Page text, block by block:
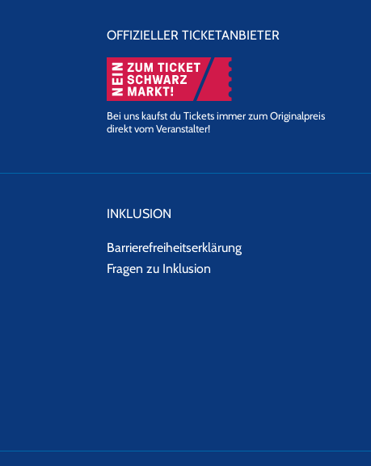
OFFIZIELLER TICKETANBIETER
Bei uns kaufst du Tickets immer zum Originalpreis
direkt vom Veranstalter!
INKLUSION
Barrierefreiheitserklärung
Fragen zu Inklusion